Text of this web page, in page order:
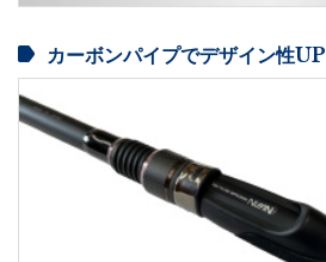
カーボンパイプでデザイン性UP